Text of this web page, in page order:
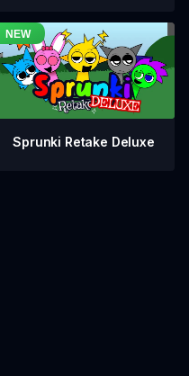
Sprunki Retake Deluxe